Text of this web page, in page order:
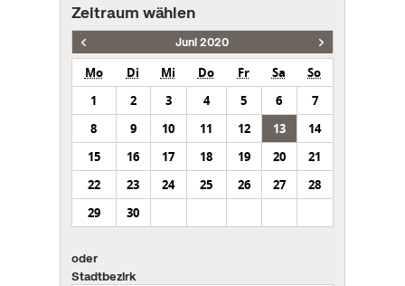
Zeitraum wählen
Juni 2020
Mo Di Mi Do Fr Sa
So
1
2 3 4 5 6
7
8
9 10 11 12 13
14
15
16 17 18 19 20
21
22
23 24 25 26 27
28
29
30
oder
Stadtbezirk